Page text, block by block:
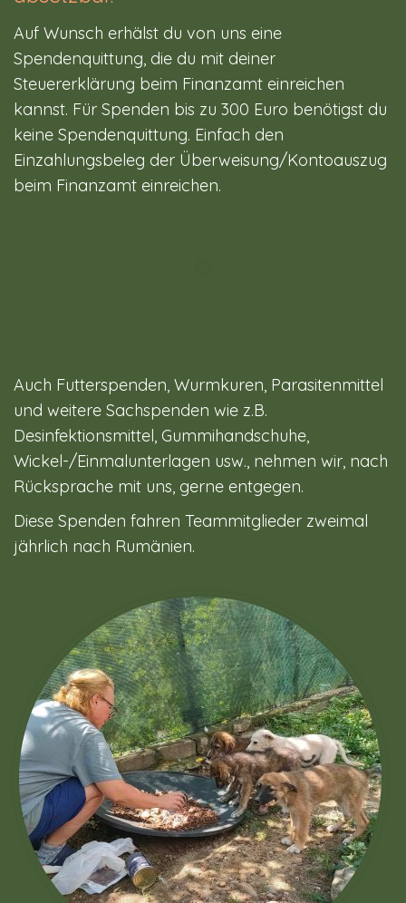
Auf Wunsch erhälst du von uns eine
Spendenquittung, die du mit deiner
Steuererklärung beim Finanzamt einreichen
kannst. Für Spenden bis zu 300 Euro benötigst du
keine Spendenquittung. Einfach den
Einzahlungsbeleg der Überweisung/Kontoauszug
beim Finanzamt einreichen.
Auch Futterspenden, Wurmkuren, Parasitenmittel
und weitere Sachspenden wie z.B.
Desinfektionsmittel, Gummihandschuhe,
Wickel-/Einmalunterlagen usw., nehmen wir, nach
Rücksprache mit uns, gerne entgegen.
Diese Spenden fahren Teammitglieder zweimal
jährlich nach Rumänien.